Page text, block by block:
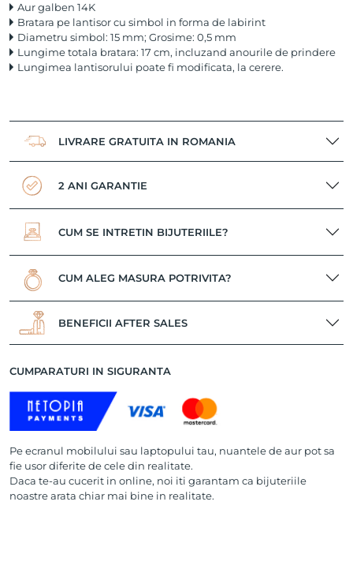
Aur galben 14K
Bratara pe lantisor cu simbol in forma de labirint
Diametru simbol: 15 mm; Grosime: 0,5 mm
Lungime totala bratara: 17 cm, incluzand anourile de prindere
Lungimea lantisorului poate fi modificata, la cerere.
LIVRARE GRATUITA IN ROMANIA
2 ANI GARANTIE
CUM SE INTRETIN BIJUTERIILE?
CUM ALEG MASURA POTRIVITA?
BENEFICII AFTER SALES
CUMPARATURI IN SIGURANTA
Pe ecranul mobilului sau laptopului tau, nuantele de aur pot sa
fie usor diferite de cele din realitate.
Daca te-au cucerit in online, noi iti garantam ca bijuteriile
noastre arata chiar mai bine in realitate.